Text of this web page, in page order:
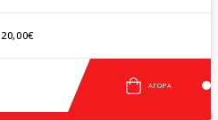
20,00€
ΑΓΟΡΆ